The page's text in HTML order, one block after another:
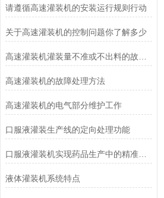
请遵循高速灌装机的安装运行规则行动
关于高速灌装机的控制问题你了解多少
高速灌装机的故障处理方法
高速灌装机的电气部分维护工作
口服液灌装生产线的定向处理功能
口服液灌装机实现药品生产中的精准计量与控制
液体灌装机系统特点